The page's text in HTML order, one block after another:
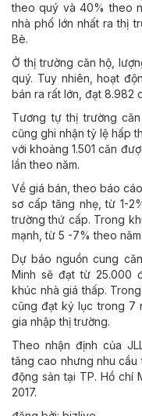
theo quý và 40% theo
nhà phố lớn nhất ra thị
Bè.
Ở thị trường căn hộ,
quý. Tuy nhiên, hoạt
bán ra rất lớn, đạt 8.982
Tương tự thị trường
cũng ghi nhận tỷ lệ hấp
với khoảng 1.501 căn
lần theo năm.
Về giá bán, theo báo
sơ cấp tăng nhẹ, từ 1-
trường thứ cấp. Trong
mạnh, từ 5 -7% theo năm.
Dự báo nguồn cung
Minh sẽ đạt từ 25.000
khúc nhà giá thấp.
cũng đạt kỷ lục trong 7
gia nhập thị trường.
Theo nhận định của
tăng cao nhưng nhu
động sản tại TP. Hồ chí
2017.